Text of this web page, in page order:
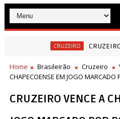
CRUZEIRO CONFIRMA
Home Brasileirão Cruzeiro
CHAPECOENSE EM JOGO MARCADO
CRUZEIRO VENCE A